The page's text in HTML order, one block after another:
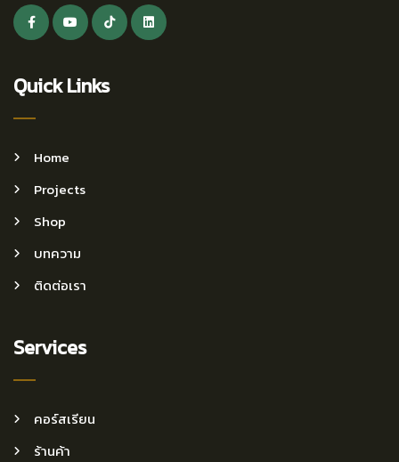
Quick Links
Home
Projects
Shop
บทความ
ติดต่อเรา
Services
คอร์สเรียน
ร้านค้า